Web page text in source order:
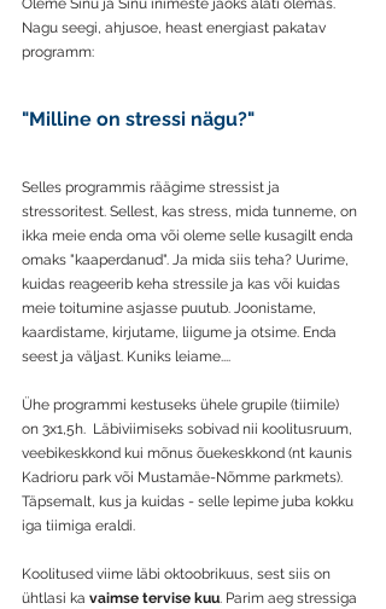
Oleme Sinu ja Sinu inimeste jaoks alati olemas.
Nagu seegi, ahjusoe, heast energiast pakatav
programm:
"Milline on stressi nägu?"
Selles programmis räägime stressist ja
stressoritest. Sellest, kas stress, mida tunneme, on
ikka meie enda oma või oleme selle kusagilt enda
omaks "kaaperdanud". Ja mida siis teha? Uurime,
kuidas reageerib keha stressile ja kas või kuidas
meie toitumine asjasse puutub. Joonistame,
kaardistame, kirjutame, liigume ja otsime. Enda
seest ja väljast. Kuniks leiame....
Ühe programmi kestuseks ühele grupile (tiimile)
on 3x1,5h.  Läbiviimiseks sobivad nii koolitusruum,
veebikeskkond kui mõnus õuekeskkond (nt kaunis
Kadrioru park või Mustamäe-Nõmme parkmets).
Täpsemalt, kus ja kuidas - selle lepime juba kokku
iga tiimiga eraldi.
Koolitused viime läbi oktoobrikuus, sest siis on
ühtlasi ka vaimse tervise kuu. Parim aeg stressiga